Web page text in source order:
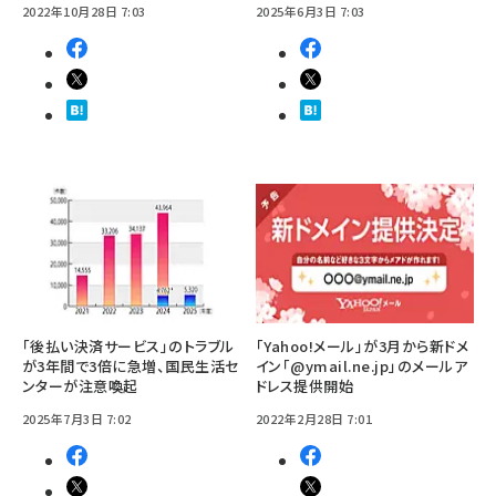
2022年10月28日 7:03 2025年6月3日 7:03
「後払い決済サービス」のトラブル
が3年間で3倍に急増、国民生活セ
ンターが注意喚起
2025年7月3日 7:02
「Yahoo!メール」が3月から新ドメ
イン「@ymail.ne.jp」のメールア
ドレス提供開始
2022年2月28日 7:01